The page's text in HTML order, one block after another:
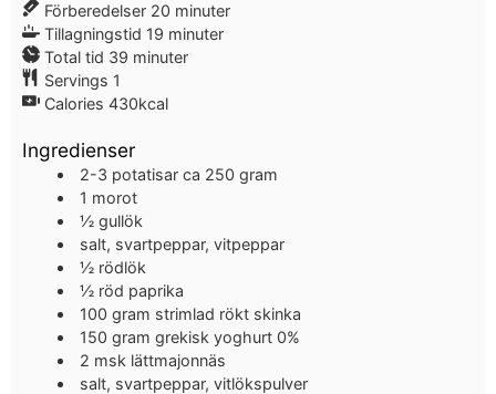
Förberedelser 20 minuter
Tillagningstid 19 minuter
Total tid 39 minuter
Servings 1
Calories 430kcal
Ingredienser
2-3 potatisar ca 250 gram
1 morot
½ gullök
salt, svartpeppar, vitpeppar
½ rödlök
½ röd paprika
100 gram strimlad rökt skinka
150 gram grekisk yoghurt 0%
2 msk lättmajonnäs
salt, svartpeppar, vitlökspulver